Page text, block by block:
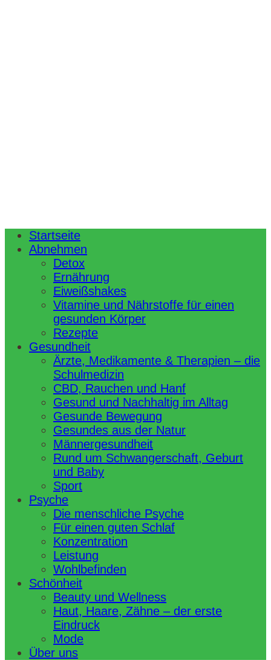
Startseite
Abnehmen
Detox
Ernährung
Eiweißshakes
Vitamine und Nährstoffe für einen
gesunden Körper
Rezepte
Gesundheit
Ärzte, Medikamente & Therapien – die
Schulmedizin
CBD, Rauchen und Hanf
Gesund und Nachhaltig im Alltag
Gesunde Bewegung
Gesundes aus der Natur
Männergesundheit
Rund um Schwangerschaft, Geburt
und Baby
Sport
Psyche
Die menschliche Psyche
Für einen guten Schlaf
Konzentration
Leistung
Wohlbefinden
Schönheit
Beauty und Wellness
Haut, Haare, Zähne – der erste
Eindruck
Mode
Über uns